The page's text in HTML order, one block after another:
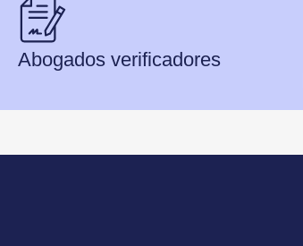
Abogados verificadores